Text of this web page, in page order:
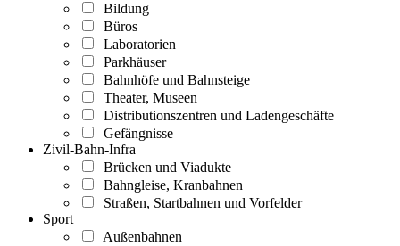
Bildung
Büros
Laboratorien
Parkhäuser
Bahnhöfe und Bahnsteige
Theater, Museen
Distributionszentren und Ladengeschäfte
Gefängnisse
Zivil-Bahn-Infra
Brücken und Viadukte
Bahngleise, Kranbahnen
Straßen, Startbahnen und Vorfelder
Sport
Außenbahnen